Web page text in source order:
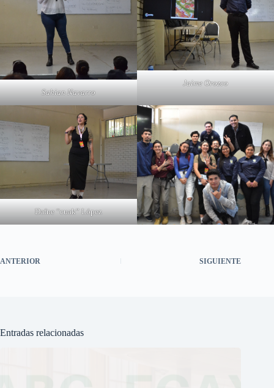
Sahian Navarro
Jaime Orozco
Dafne “cuak” López
ANTERIOR SIGUIENTE
Entradas relacionadas